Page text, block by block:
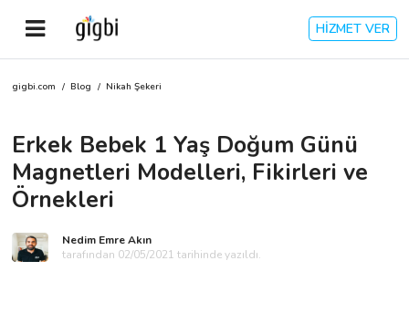
HİZMET VER
Anasayfa
Giriş Yap
Kayıt Ol
Kategoriler
gigbi.com / Blog / Nikah Şekeri
Erkek Bebek 1 Yaş Doğum Günü
Magnetleri Modelleri, Fikirleri ve
Örnekleri
Nedim Emre Akın
tarafından 02/05/2021 tarihinde yazıldı.